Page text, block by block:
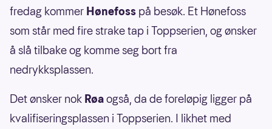
fredag kommer Hønefoss på besøk. Et Hønefoss
som står med fire strake tap i Toppserien, og ønsker
å slå tilbake og komme seg bort fra
nedrykksplassen.
Det ønsker nok Røaogså, da de foreløpig ligger på
kvalifiseringsplassen i Toppserien. I likhet med